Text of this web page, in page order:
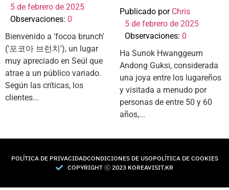
5 de febrero de 2025
Observaciones: 0
Bienvenido a 'focoa brunch'
('포코아 브런치'), un lugar
muy apreciado en Seúl que
atrae a un público variado.
Según las críticas, los
clientes...
Publicado por Chris
5 de febrero de 2025
Observaciones: 0
Ha Sunok Hwanggeum
Andong Guksi, considerada
una joya entre los lugareños
y visitada a menudo por
personas de entre 50 y 60
años,...
POLÍTICA DE PRIVACIDADCONDICIONES DE USOPOLÍTICA DE COOKIES
COPYRIGHT Ⓒ 2023 KOREAVISIT.KR